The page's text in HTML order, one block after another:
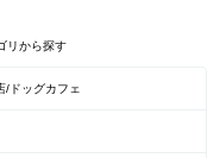
リから探す
/ドッグカフェ